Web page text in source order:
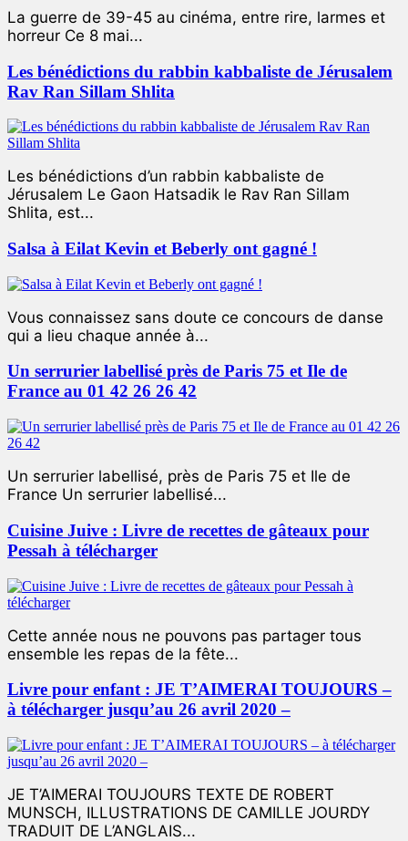
La guerre de 39-45 au cinéma, entre rire, larmes et
horreur Ce 8 mai...
Les bénédictions du rabbin kabbaliste de Jérusalem
Rav Ran Sillam Shlita
Les bénédictions d’un rabbin kabbaliste de
Jérusalem Le Gaon Hatsadik le Rav Ran Sillam
Shlita, est...
Salsa à Eilat Kevin et Beberly ont gagné !
Vous connaissez sans doute ce concours de danse
qui a lieu chaque année à...
Un serrurier labellisé près de Paris 75 et Ile de
France au 01 42 26 26 42
Un serrurier labellisé, près de Paris 75 et Ile de
France Un serrurier labellisé...
Cuisine Juive : Livre de recettes de gâteaux pour
Pessah à télécharger
Cette année nous ne pouvons pas partager tous
ensemble les repas de la fête...
Livre pour enfant : JE T’AIMERAI TOUJOURS –
à télécharger jusqu’au 26 avril 2020 –
JE T’AIMERAI TOUJOURS TEXTE DE ROBERT
MUNSCH, ILLUSTRATIONS DE CAMILLE JOURDY
TRADUIT DE L’ANGLAIS...